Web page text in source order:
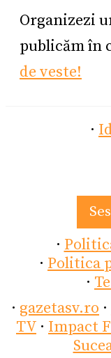
Organizezi
publicăm în
de veste!
·
·
· Politica
·
· gazetasv.ro ·
TV · Impact